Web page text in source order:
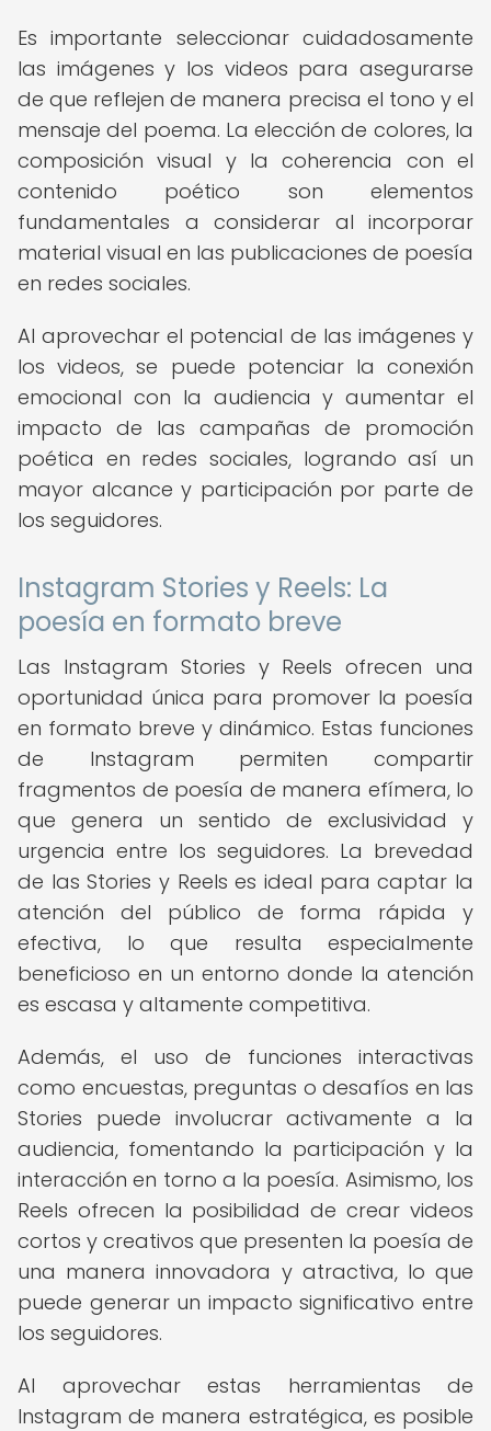
Es importante seleccionar cuidadosamente
las imágenes y los videos para asegurarse
de que reflejen de manera precisa el tono y el
mensaje del poema. La elección de colores, la
composición visual y la coherencia con el
contenido poético son elementos
fundamentales a considerar al incorporar
material visual en las publicaciones de poesía
en redes sociales.
Al aprovechar el potencial de las imágenes y
los videos, se puede potenciar la conexión
emocional con la audiencia y aumentar el
impacto de las campañas de promoción
poética en redes sociales, logrando así un
mayor alcance y participación por parte de
los seguidores.
Instagram Stories y Reels: La
poesía en formato breve
Las Instagram Stories y Reels ofrecen una
oportunidad única para promover la poesía
en formato breve y dinámico. Estas funciones
de Instagram permiten compartir
fragmentos de poesía de manera efímera, lo
que genera un sentido de exclusividad y
urgencia entre los seguidores. La brevedad
de las Stories y Reels es ideal para captar la
atención del público de forma rápida y
efectiva, lo que resulta especialmente
beneficioso en un entorno donde la atención
es escasa y altamente competitiva.
Además, el uso de funciones interactivas
como encuestas, preguntas o desafíos en las
Stories puede involucrar activamente a la
audiencia, fomentando la participación y la
interacción en torno a la poesía. Asimismo, los
Reels ofrecen la posibilidad de crear videos
cortos y creativos que presenten la poesía de
una manera innovadora y atractiva, lo que
puede generar un impacto significativo entre
los seguidores.
Al aprovechar estas herramientas de
Instagram de manera estratégica, es posible